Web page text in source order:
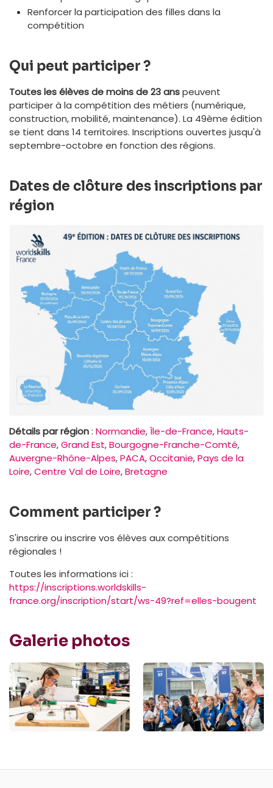
Renforcer la participation des filles dans la
compétition
Qui peut participer ?
Toutes les élèves de moins de 23 anspeuvent
participer à la compétition des métiers (numérique,
construction, mobilité, maintenance). La 49ème édition
se tient dans 14 territoires. Inscriptions ouvertes jusqu'à
septembre-octobre en fonction des régions.
Dates de clôture des inscriptions par
région
Détails par région: Normandie,Île-de-France,Hauts-
de-France,Grand Est,Bourgogne-Franche-Comté,
Auvergne-Rhône-Alpes,PACA,Occitanie,Pays de la
Loire,Centre Val de Loire,Bretagne
Comment participer ?
S'inscrire ou inscrire vos élèves aux compétitions
régionales !
Toutes les informations ici :
https://inscriptions.worldskills-
france.org/inscription/start/ws-49?ref=elles-bougent
Galerie photos